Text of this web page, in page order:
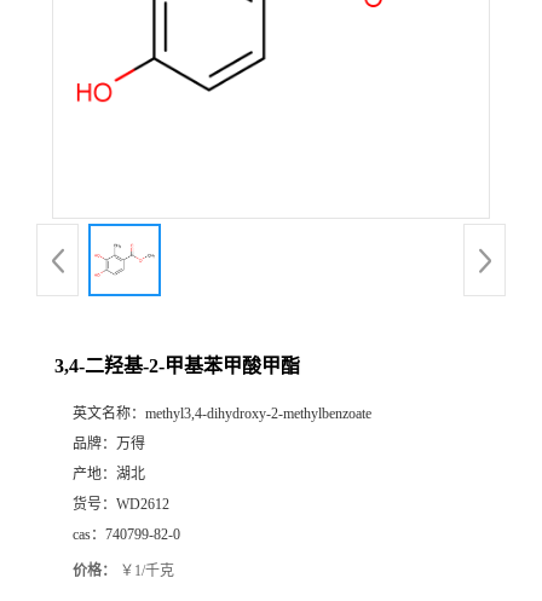
3,4-二羟基-2-甲基苯甲酸甲酯
英文名称： methyl3,4-dihydroxy-2-methylbenzoate
品牌： 万得
产地： 湖北
货号： WD2612
cas： 740799-82-0
价格： ￥1/千克